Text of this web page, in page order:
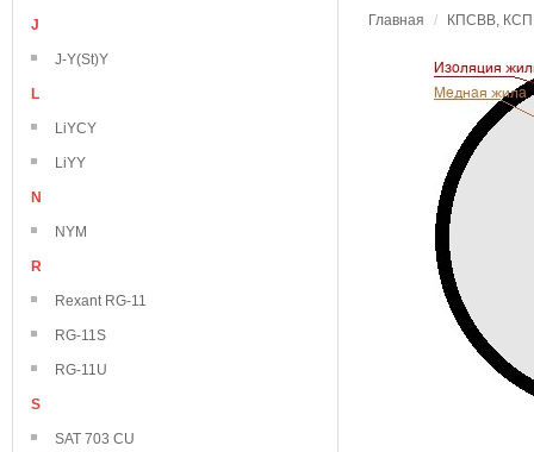
J
J-Y(St)Y
L
LiYCY
LiYY
N
NYM
R
Rexant RG-11
RG-11S
RG-11U
S
SAT 703 CU
Главная / КПСВВ,